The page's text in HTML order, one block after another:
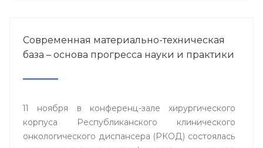
Современная материально-техническая
база – основа прогресса науки и практики
11 ноября в конференц-зале хирургического
корпуса Республиканского клинического
онкологического диспансера (РКОД) состоялась